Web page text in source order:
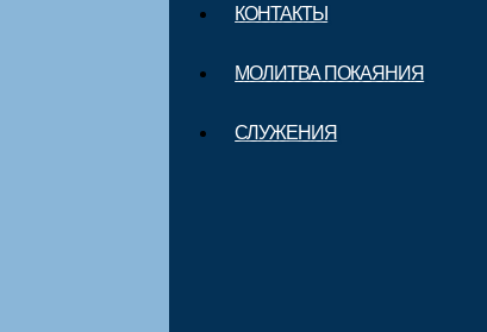
КОНТАКТЫ
МОЛИТВА ПОКАЯНИЯ
СЛУЖЕНИЯ